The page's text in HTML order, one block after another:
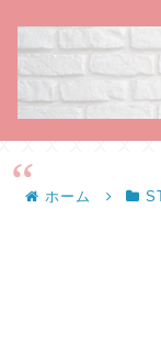
ホーム